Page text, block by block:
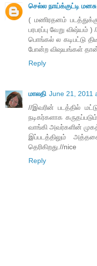
செல்ல நாய்க்குட்டி மனசு
( மணிரதனம்
பரபரப்பு வேறு விஷ்யம் )
பொங்கல் ல கடிபட்டு
போன்ற விஷயங்கள் தான்
Reply
மாலதி June 21, 2011
//இவரின் படத்தில்
நடிகர்களாக
வாங்கி அவர்களின்
இப்படத்திலும்
தெரிகிறது.//nice
Reply